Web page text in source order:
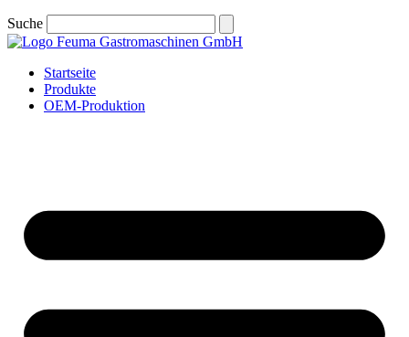
Suche
Startseite
Produkte
OEM-Produktion